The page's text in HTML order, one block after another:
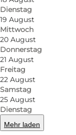
Dienstag
19 August
Mittwoch
20 August
Donnerstag
21 August
Freitag
22 August
Samstag
25 August
Dienstag
Mehr laden
die Sie
Und als
dürfen Sie
dem Kauf
Ihren
Bei
abonnieren
Schachtel mit
Aromen